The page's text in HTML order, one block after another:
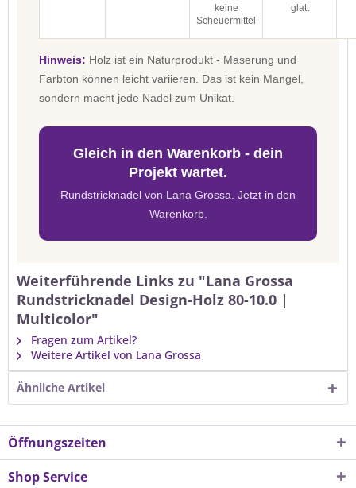
keine
Scheuermittel
glatt
Hinweis: Holz ist ein Naturprodukt - Maserung und
Farbton können leicht variieren. Das ist kein Mangel,
sondern macht jede Nadel zum Unikat.
Gleich in den Warenkorb - dein
Projekt wartet.
Rundstricknadel von Lana Grossa. Jetzt in den
Warenkorb.
Weiterführende Links zu "Lana Grossa
Rundstricknadel Design-Holz 80-10.0 |
Multicolor"
Fragen zum Artikel?
Weitere Artikel von Lana Grossa
Ähnliche Artikel
Öffnungszeiten
Shop Service